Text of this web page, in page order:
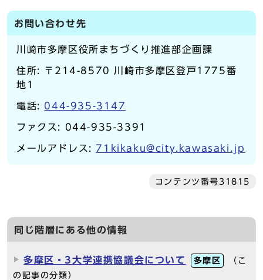
お問い合わせ先
川崎市多摩区役所まちづくり推進部企画課
住所: 〒214-8570 川崎市多摩区登戸1775番
地1
電話: 044-935-3147
ファクス: 044-935-3391
メールアドレス:71kikaku@city.kawasaki.jp
コンテンツ番号31815
同じ階層にある他の情報
多摩区・3大学連携協議会について 多摩区
（こ
の記事の分類）